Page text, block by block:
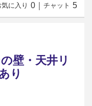
気に入り 0 チャット 5
壁・天井リ
り